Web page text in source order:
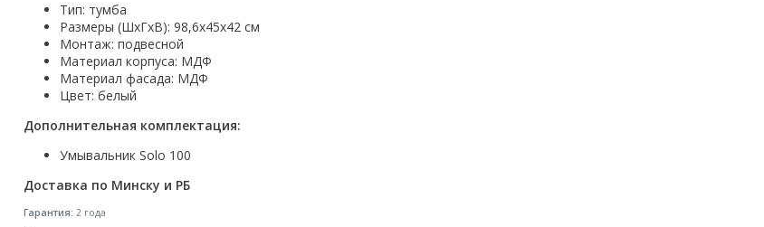
Аксессуары для ванной
Сифоны и донные клапаны
Люки
Готовые кухни
Акции
Тип: тумба
Размеры (ШхГхВ): 98,6х45х42 см
Монтаж: подвесной
Материал корпуса: МДФ
Материал фасада: МДФ
Цвет: белый
Дополнительная комплектация:
Умывальник Solo 100
Доставка по Минску и РБ
Гарантия: 2 года